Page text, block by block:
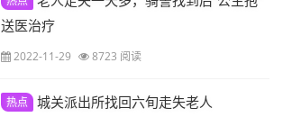
送医治疗
2022-11-29 8723 阅读
热点 城关派出所找回六旬走失老人